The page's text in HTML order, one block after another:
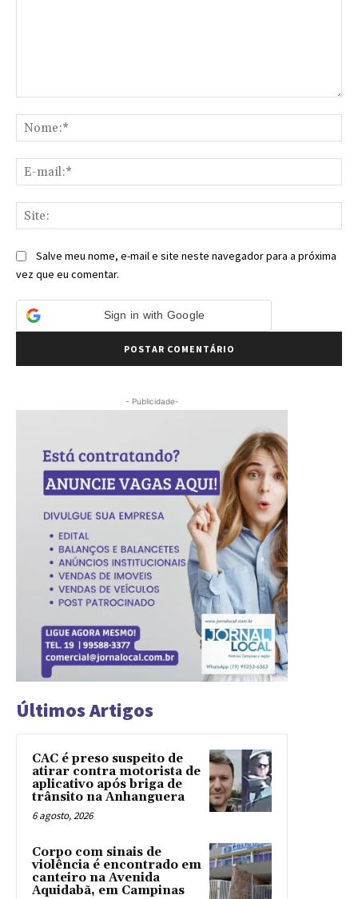
Salve meu nome, e-mail e site neste navegador para a próxima
vez que eu comentar.
Sign in with Google
- Publicidade-
Últimos Artigos
CAC é preso suspeito de
atirar contra motorista de
aplicativo após briga de
trânsito na Anhanguera
6 agosto, 2026
Corpo com sinais de
violência é encontrado em
canteiro na Avenida
Aquidabã, em Campinas